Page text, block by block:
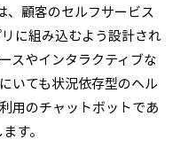
、顧客のセルフサービス
に組み込むよう設計され
スやインタラクティブな
いても状況依存型のヘル
用のチャットボットであ
す。